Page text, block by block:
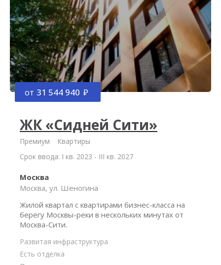
от 31 544 940
ЖК «Сидней Сити»
Премиум
Квартиры
Срок ввода: I кв. 2023 - III кв. 2027
Москва
Москва, ул. Шеногина
Жилой квартал с квартирами бизнес-класса на
берегу Москвы-реки в нескольких минутах от
Москва-Сити.
Развитая инфраструктура
Есть отделка